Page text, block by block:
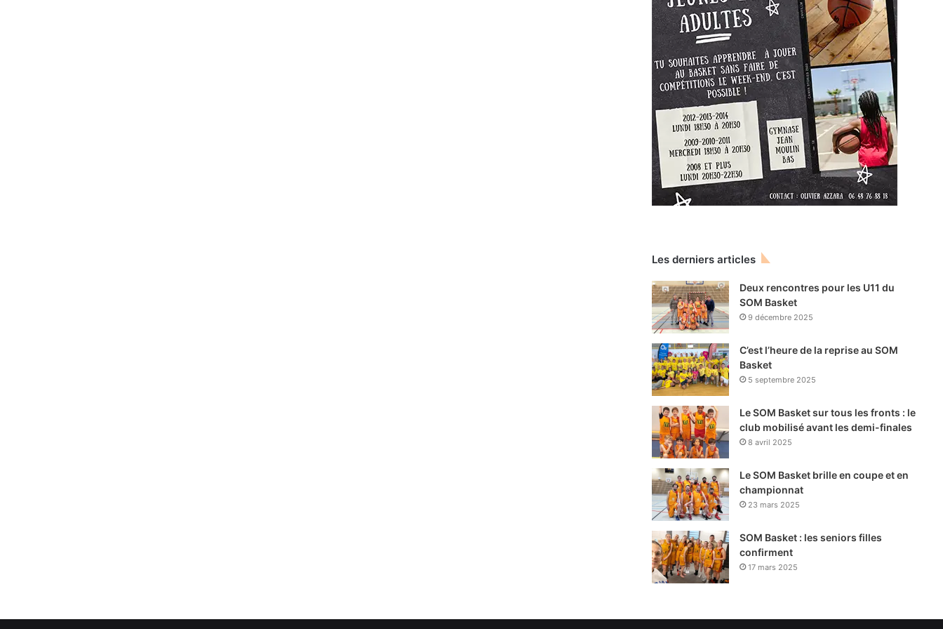
Les derniers articles
Deux rencontres pour les U11 du
SOM Basket
9 décembre 2025
C’est l’heure de la reprise au SOM
Basket
5 septembre 2025
Le SOM Basket sur tous les fronts : le
club mobilisé avant les demi-finales
8 avril 2025
Le SOM Basket brille en coupe et en
championnat
23 mars 2025
SOM Basket : les seniors filles
confirment
17 mars 2025